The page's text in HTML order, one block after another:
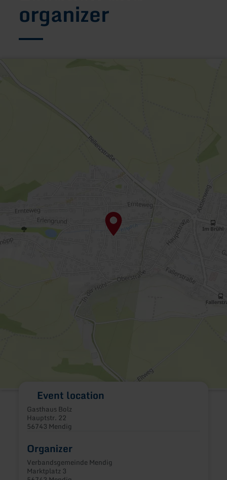
organizer
Event location
Gasthaus Bolz
Hauptstr. 22
56743 Mendig
Organizer
Verbandsgemeinde Mendig
Marktplatz 3